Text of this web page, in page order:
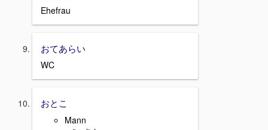
Ehefrau
おてあらい
WC
おとこ
Mann